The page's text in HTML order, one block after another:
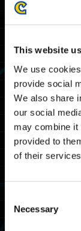
This website
We use
provide social
We also share
our social
may combine it
provided to
of their
Selection
Necessary
Se viene
en
campaña y
del